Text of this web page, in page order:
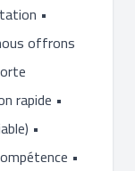
•
offrons
rapide •
•
•